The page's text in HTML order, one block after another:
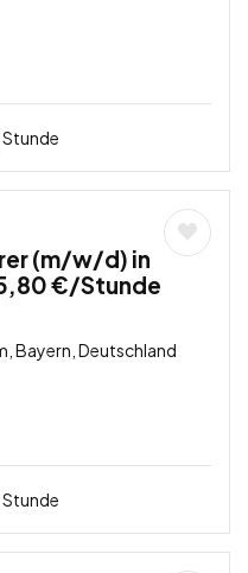
Stunde
(m/w/d) in
€/Stunde
Bayern, Deutschland
Stunde